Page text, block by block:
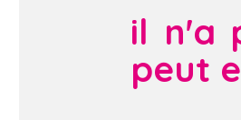
il n'a
peut